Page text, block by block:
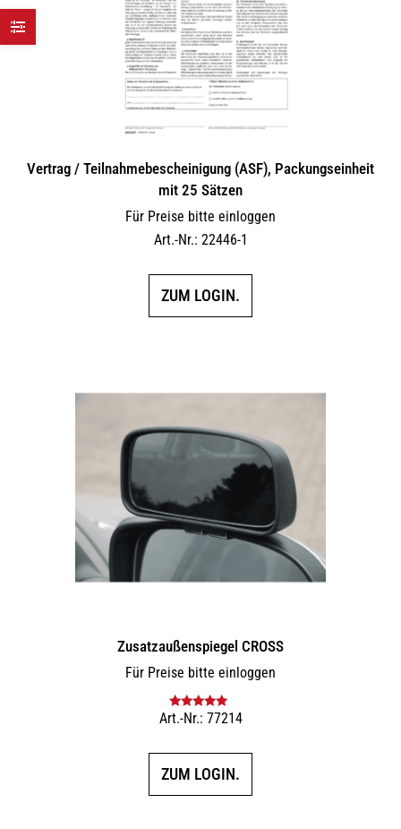
Vertrag / Teilnahme­bescheinigung (ASF), Packungseinheit
mit 25 Sätzen
Für Preise bitte einloggen
Art.-Nr.: 22446-1
ZUM LOGIN.
Zusatz­außenspiegel CROSS
Für Preise bitte einloggen
Bewertet mit
Art.-Nr.: 77214
ZUM LOGIN.